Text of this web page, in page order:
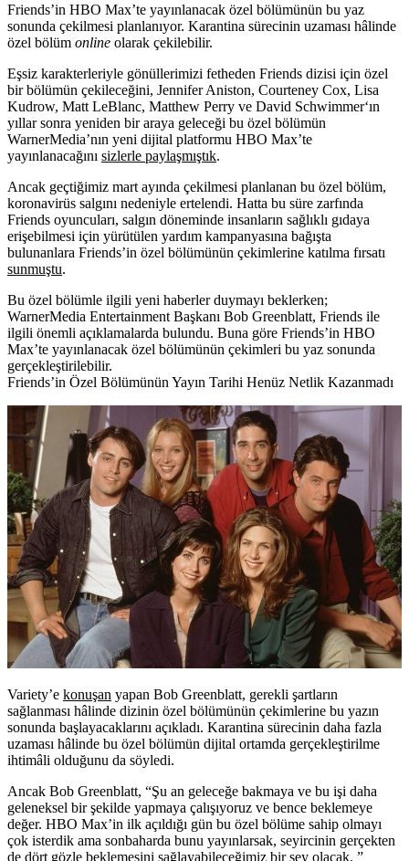
Friends’in HBO Max’te yayınlanacak özel bölümünün bu yaz
sonunda çekilmesi planlanıyor. Karantina sürecinin uzaması hâlinde
özel bölüm online olarak çekilebilir.
Eşsiz karakterleriyle gönüllerimizi fetheden Friends dizisi için özel
bir bölümün çekileceğini, Jennifer Aniston, Courteney Cox, Lisa
Kudrow, Matt LeBlanc, Matthew Perry ve David Schwimmer‘ın
yıllar sonra yeniden bir araya geleceği bu özel bölümün
WarnerMedia’nın yeni dijital platformu HBO Max’te
yayınlanacağını sizlerle paylaşmıştık.
Ancak geçtiğimiz mart ayında çekilmesi planlanan bu özel bölüm,
koronavirüs salgını nedeniyle ertelendi. Hatta bu süre zarfında
Friends oyuncuları, salgın döneminde insanların sağlıklı gıdaya
erişebilmesi için yürütülen yardım kampanyasına bağışta
bulunanlara Friends’in özel bölümünün çekimlerine katılma fırsatı
sunmuştu.
Bu özel bölümle ilgili yeni haberler duymayı beklerken;
WarnerMedia Entertainment Başkanı Bob Greenblatt, Friends ile
ilgili önemli açıklamalarda bulundu. Buna göre Friends’in HBO
Max’te yayınlanacak özel bölümünün çekimleri bu yaz sonunda
gerçekleştirilebilir.
Friends’in Özel Bölümünün Yayın Tarihi Henüz Netlik Kazanmadı
Variety’e konuşan yapan Bob Greenblatt, gerekli şartların
sağlanması hâlinde dizinin özel bölümünün çekimlerine bu yazın
sonunda başlayacaklarını açıkladı. Karantina sürecinin daha fazla
uzaması hâlinde bu özel bölümün dijital ortamda gerçekleştirilme
ihtimâli olduğunu da söyledi.
Ancak Bob Greenblatt, “Şu an geleceğe bakmaya ve bu işi daha
geleneksel bir şekilde yapmaya çalışıyoruz ve bence beklemeye
değer. HBO Max’in ilk açıldığı gün bu özel bölüme sahip olmayı
çok isterdik ama sonbaharda bunu yayınlarsak, seyircinin gerçekten
de dört gözle beklemesini sağlayabileceğimiz bir şey olacak. ”